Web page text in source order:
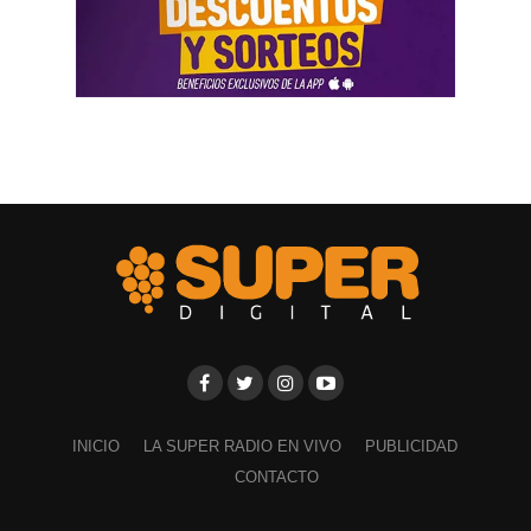
INICIO LA SUPER RADIO EN VIVO
PUBLICIDAD
CONTACTO